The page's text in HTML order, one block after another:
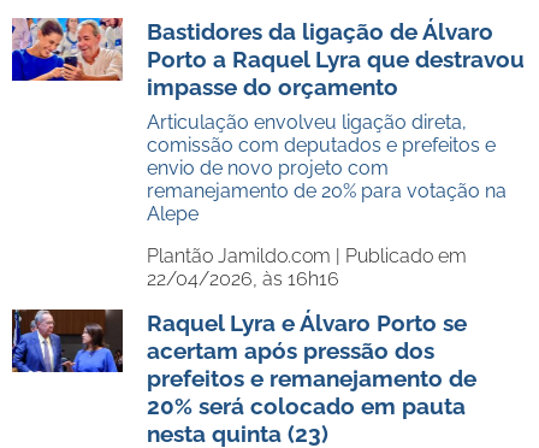
Bastidores da ligação de Álvaro
Porto a Raquel Lyra que destravou
impasse do orçamento
Articulação envolveu ligação direta,
comissão com deputados e prefeitos e
envio de novo projeto com
remanejamento de 20% para votação na
Alepe
Plantão Jamildo.com | Publicado em
22/04/2026, às 16h16
Raquel Lyra e Álvaro Porto se
acertam após pressão dos
prefeitos e remanejamento de
20% será colocado em pauta
nesta quinta (23)